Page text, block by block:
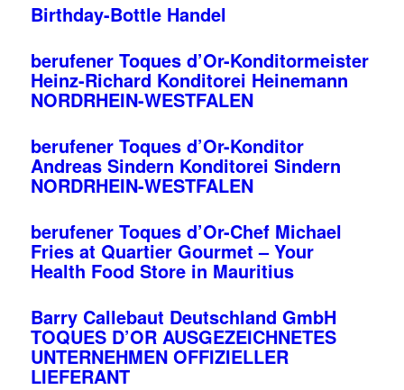
Birthday-Bottle Handel
berufener Toques d’Or-Konditormeister
Heinz-Richard Konditorei Heinemann
NORDRHEIN-WESTFALEN
berufener Toques d’Or-Konditor
Andreas Sindern Konditorei Sindern
NORDRHEIN-WESTFALEN
berufener Toques d’Or-Chef Michael
Fries at Quartier Gourmet – Your
Health Food Store in Mauritius
Barry Callebaut Deutschland GmbH
TOQUES D’OR AUSGEZEICHNETES
UNTERNEHMEN OFFIZIELLER
LIEFERANT